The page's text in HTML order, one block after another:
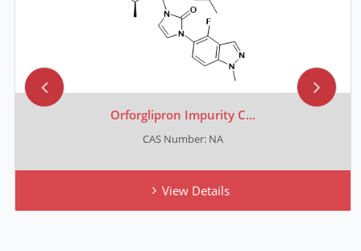
Orforglipron Impurity C...
CAS Number: NA
View Details